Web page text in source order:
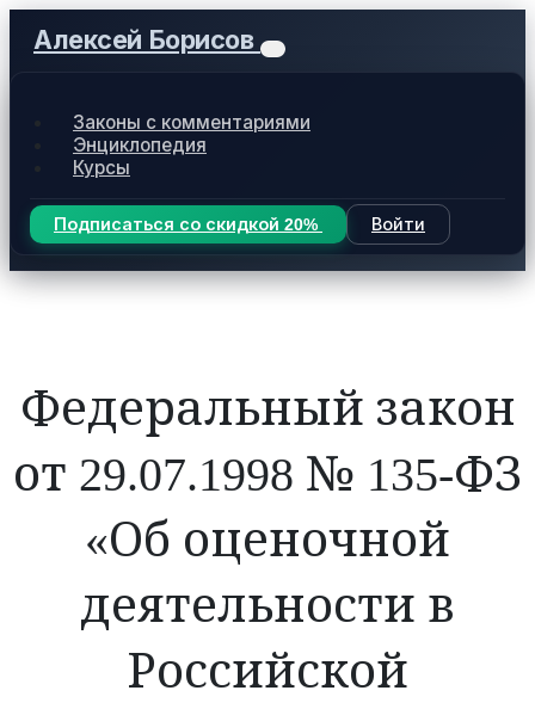
Алексей Борисов
Законы с комментариями
Энциклопедия
Курсы
Подписаться со скидкой 20% Войти
Федеральный закон
от 29.07.1998 № 135-ФЗ
«Об оценочной
деятельности в
Российской